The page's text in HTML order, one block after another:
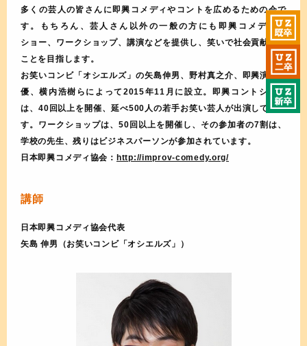
多くの芸人の皆さんに即興コメディやコントを広めるための会で
す。もちろん、芸人さん以外の一般の方にも即興コメディの
ショー、ワークショップ、講演などを提供し、笑いで社会貢献する
ことを目指します。
お笑いコンビ「オシエルズ」の矢島伸男、野村真之介、即興演劇俳
優、横内浩樹らによって2015年11月に設立。即興コントショー
は、40回以上を開催、延べ500人の若手お笑い芸人が出演していま
す。ワークショップは、50回以上を開催し、その参加者の7割は、
学校の先生、残りはビジネスパーソンが参加されています。
日本即興コメディ協会： http://improv-comedy.org/
講師
日本即興コメディ協会代表
矢島 伸男（お笑いコンビ「オシエルズ」）